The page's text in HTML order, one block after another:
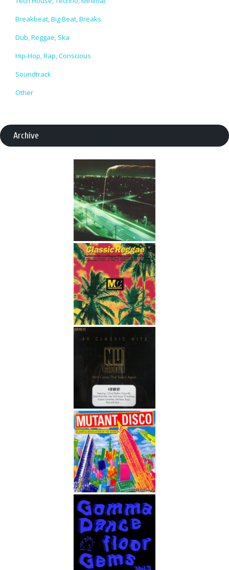
Breakbeat, Big Beat, Breaks
Dub, Reggae, Ska
Hip-Hop, Rap, Conscious
Soundtrack
Other
Archive